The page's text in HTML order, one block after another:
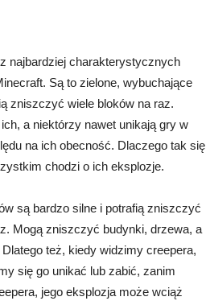
najbardziej charakterystycznych
Są to zielone, wybuchające
zniszczyć wiele bloków na raz.
a niektórzy nawet unikają gry w
na ich obecność. Dlaczego tak się
chodzi o ich eksplozje.
są bardzo silne i potrafią zniszczyć
Mogą zniszczyć budynki, drzewa, a
Dlatego też, kiedy widzimy creepera,
się go unikać lub zabić, zanim
jego eksplozja może wciąż